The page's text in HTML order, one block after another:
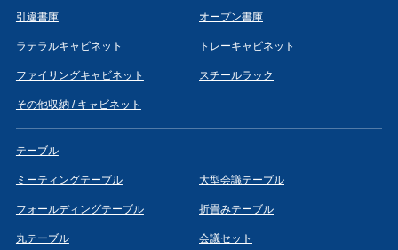
引違書庫 オープン書庫
ラテラルキャビネット トレーキャビネット
ファイリングキャビネット スチールラック
その他収納 / キャビネット
テーブル
ミーティングテーブル 大型会議テーブル
フォールディングテーブル 折畳みテーブル
丸テーブル 会議セット